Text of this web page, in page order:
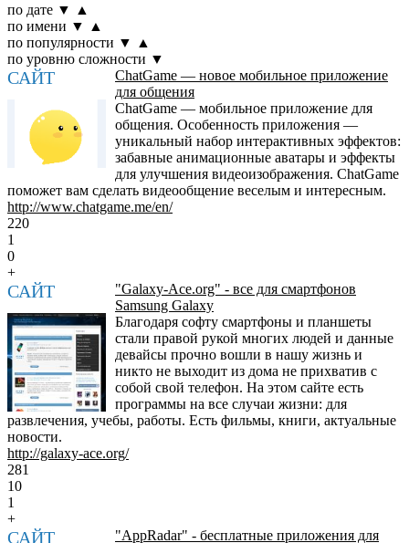
по дате ▼
▲
по имени ▼
▲
по популярности ▼
▲
по уровню сложности ▼
САЙТ
ChatGame — новое мобильное приложение
для общения
ChatGame — мобильное приложение для
общения. Особенность приложения —
уникальный набор интерактивных эффектов:
забавные анимационные аватары и эффекты
для улучшения видеоизображения. ChatGame
поможет вам сделать видеообщение веселым и интересным.
http://www.chatgame.me/en/
220
1
0
+
САЙТ
"Galaxy-Ace.org" - все для смартфонов
Samsung Galaxy
Благодаря софту смартфоны и планшеты
стали правой рукой многих людей и данные
девайсы прочно вошли в нашу жизнь и
никто не выходит из дома не прихватив с
собой свой телефон. На этом сайте есть
программы на все случаи жизни: для
развлечения, учебы, работы. Есть фильмы, книги, актуальные
новости.
http://galaxy-ace.org/
281
10
1
+
САЙТ
"AppRadar" - бесплатные приложения для